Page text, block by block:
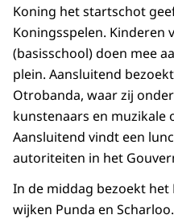
Koning het startschot
Koningsspelen. Kinderen
(basisschool) doen mee
plein. Aansluitend
Otrobanda, waar zij
kunstenaars en muzikale
Aansluitend vindt een
autoriteiten in het
In de middag bezoekt
wijken Punda en